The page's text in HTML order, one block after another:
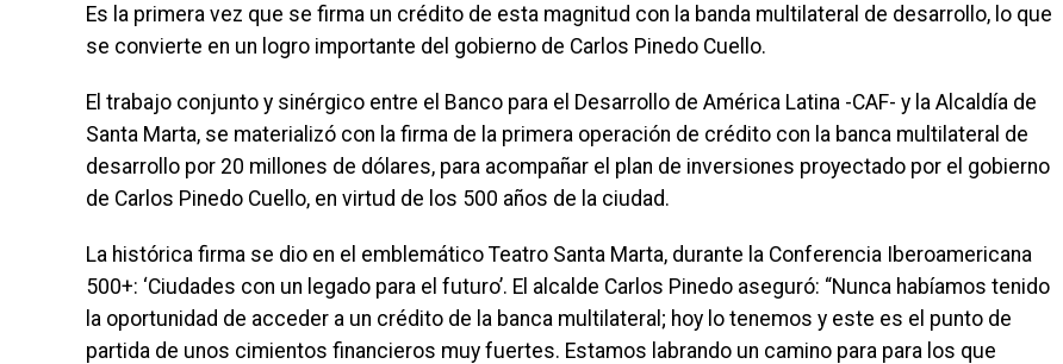
Es la primera vez que se firma un crédito de esta magnitud con la banda multilateral de desarrollo, lo que
se convierte en un logro importante del gobierno de Carlos Pinedo Cuello.
El trabajo conjunto y sinérgico entre el Banco para el Desarrollo de América Latina -CAF- y la Alcaldía de
Santa Marta, se materializó con la firma de la primera operación de crédito con la banca multilateral de
desarrollo por 20 millones de dólares, para acompañar el plan de inversiones proyectado por el gobierno
de Carlos Pinedo Cuello, en virtud de los 500 años de la ciudad.
La histórica firma se dio en el emblemático Teatro Santa Marta, durante la Conferencia Iberoamericana
500+: ‘Ciudades con un legado para el futuro’. El alcalde Carlos Pinedo aseguró: “Nunca habíamos tenido
la oportunidad de acceder a un crédito de la banca multilateral; hoy lo tenemos y este es el punto de
partida de unos cimientos financieros muy fuertes. Estamos labrando un camino para para los que